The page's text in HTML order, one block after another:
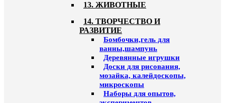
13. ЖИВОТНЫЕ
14. ТВОРЧЕСТВО И
РАЗВИТИЕ
Бомбочки,гель для
ванны,шампунь
Деревянные игрушки
Доски для рисования,
мозайка, калейдоскопы,
микроскопы
Наборы для опытов,